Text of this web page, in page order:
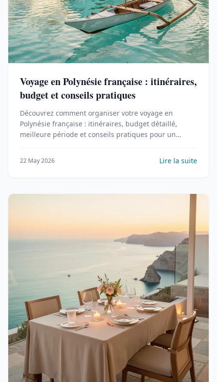
Voyage en Polynésie française : itinéraires,
budget et conseils pratiques
Découvrez comment organiser votre voyage en
Polynésie française : itinéraires, budget détaillé,
meilleure période et conseils pratiques pour un
22 May 2026 Lire la suite